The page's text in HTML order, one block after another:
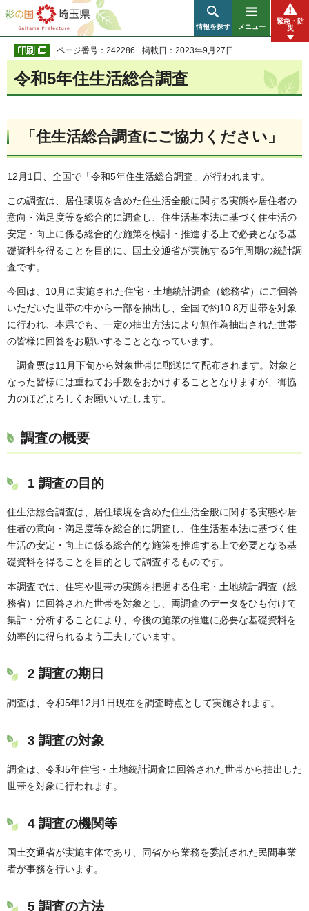
彩の国 埼玉県
情報を探す メニュー
緊急・防
災
ページ番号：242286 掲載日：2023年9月27日
令和5年住生活総合調査
「住生活総合調査にご協力ください」
12月1日、全国で「令和5年住生活総合調査」が行われます。
この調査は、居住環境を含めた住生活全般に関する実態や居住者の
意向・満足度等を総合的に調査し、住生活基本法に基づく住生活の
安定・向上に係る総合的な施策を検討・推進する上で必要となる基
礎資料を得ることを目的に、国土交通省が実施する5年周期の統計調
査です。
今回は、10月に実施された住宅・土地統計調査（総務省）にご回答
いただいた世帯の中から一部を抽出し、全国で約10.8万世帯を対象
に行われ、本県でも、一定の抽出方法により無作為抽出された世帯
の皆様に回答をお願いすることとなっています。
調査票は11月下旬から対象世帯に郵送にて配布されます。対象と
なった皆様には重ねてお手数をおかけすることとなりますが、御協
力のほどよろしくお願いいたします。
調査の概要
1 調査の目的
住生活総合調査は、居住環境を含めた住生活全般に関する実態や居
住者の意向・満足度等を総合的に調査し、住生活基本法に基づく住
生活の安定・向上に係る総合的な施策を推進する上で必要となる基
礎資料を得ることを目的として調査するものです。
本調査では、住宅や世帯の実態を把握する住宅・土地統計調査（総
務省）に回答された世帯を対象とし、両調査のデータをひも付けて
集計・分析することにより、今後の施策の推進に必要な基礎資料を
効率的に得られるよう工夫しています。
2 調査の期日
調査は、令和5年12月1日現在を調査時点として実施されます。
3 調査の対象
調査は、令和5年住宅・土地統計調査に回答された世帯から抽出した
世帯を対象に行われます。
4 調査の機関等
国土交通省が実施主体であり、同省から業務を委託された民間事業
者が事務を行います。
5 調査の方法